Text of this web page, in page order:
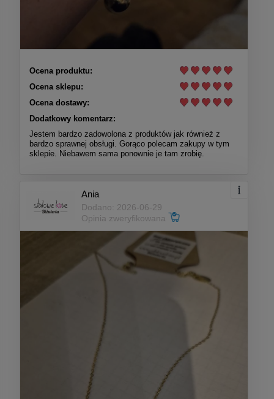
Ocena produktu:
Ocena sklepu:
Ocena dostawy:
Dodatkowy komentarz:
Jestem bardzo zadowolona z produktów jak również z
bardzo sprawnej obsługi. Gorąco polecam zakupy w tym
sklepie. Niebawem sama ponownie je tam zrobię.
Ania
Dodano: 2026-06-29
Opinia zweryfikowana